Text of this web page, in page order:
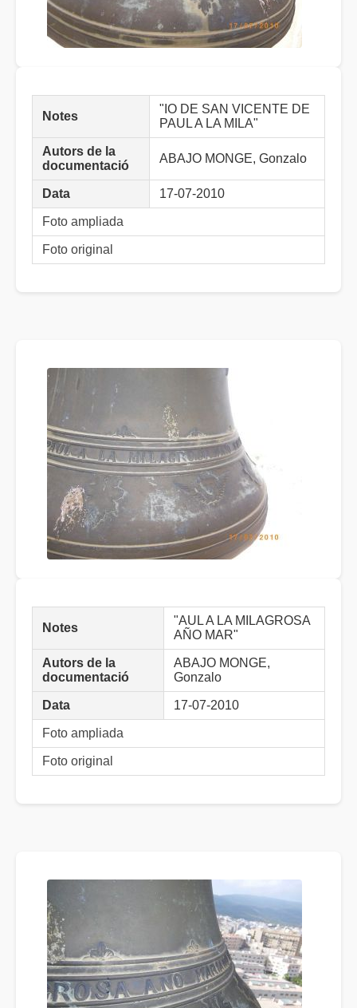
Notes
"IO DE SAN VICENTE DE
PAUL A LA MILA"
Autors de la
documentació
ABAJO MONGE, Gonzalo
Data 17-07-2010
Foto ampliada
Foto original
Notes
"AUL A LA MILAGROSA
AÑO MAR"
Autors de la
documentació
ABAJO MONGE,
Gonzalo
Data 17-07-2010
Foto ampliada
Foto original